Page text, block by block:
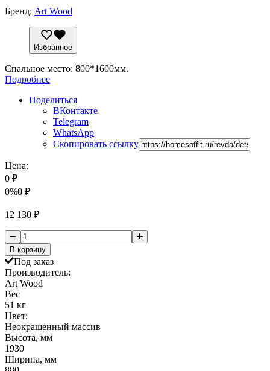
Бренд: Art Wood
Избранное
Спальное место: 800*1600мм.
Подробнее
Поделиться
ВКонтакте
Telegram
WhatsApp
Скопировать ссылку
Цена:
0 ₽
0%0 ₽
12 130 ₽
В корзину
Под заказ
Производитель:
Art Wood
Вес
51 кг
Цвет:
Неокрашенный массив
Высота, мм
1930
Ширина, мм